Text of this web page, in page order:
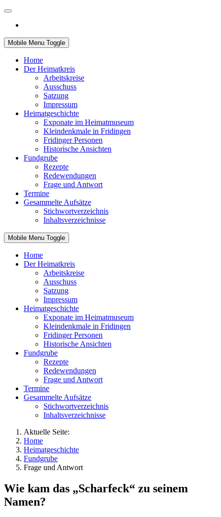
Mobile Menu Toggle
Home
Der Heimatkreis
Arbeitskreise
Ausschuss
Satzung
Impressum
Heimatgeschichte
Exponate im Heimatmuseum
Kleindenkmale in Fridingen
Fridinger Personen
Historische Ansichten
Fundgrube
Rezepte
Redewendungen
Frage und Antwort
Termine
Gesammelte Aufsätze
Stichwortverzeichnis
Inhaltsverzeichnisse
Mobile Menu Toggle
Home
Der Heimatkreis
Arbeitskreise
Ausschuss
Satzung
Impressum
Heimatgeschichte
Exponate im Heimatmuseum
Kleindenkmale in Fridingen
Fridinger Personen
Historische Ansichten
Fundgrube
Rezepte
Redewendungen
Frage und Antwort
Termine
Gesammelte Aufsätze
Stichwortverzeichnis
Inhaltsverzeichnisse
Aktuelle Seite:
Home
Heimatgeschichte
Fundgrube
Frage und Antwort
Wie kam das „Scharfeck“ zu seinem
Namen?